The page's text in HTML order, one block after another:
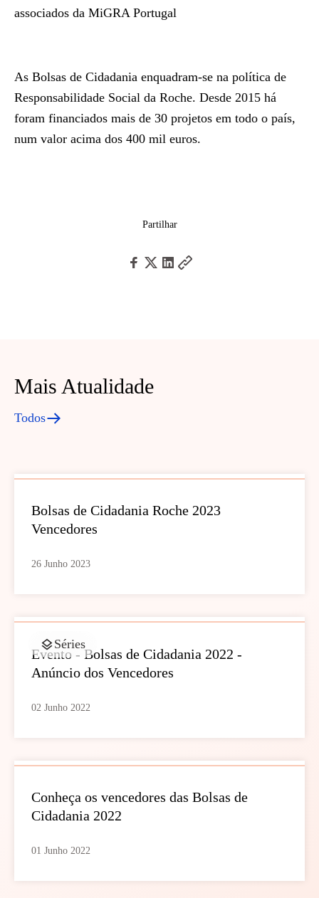
associados da MiGRA Portugal
As Bolsas de Cidadania enquadram-se na política de
Responsabilidade Social da Roche. Desde 2015 há
foram financiados mais de 30 projetos em todo o país,
num valor acima dos 400 mil euros.
Partilhar
Mais Atualidade
Todos
Bolsas de Cidadania Roche 2023
Vencedores
26 Junho 2023
Séries
Evento - Bolsas de Cidadania 2022 -
Anúncio dos Vencedores
02 Junho 2022
Conheça os vencedores das Bolsas de
Cidadania 2022
01 Junho 2022